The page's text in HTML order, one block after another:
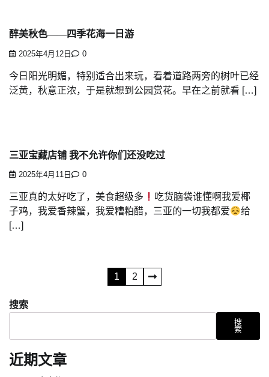
醉美秋色——四季花海一日游
2025年4月12日 0
今日阳光明媚，特别适合出来玩，看着道路两旁的树叶已经
泛黄，秋意正浓，于是就想到公园赏花。早在之前就看 […]
三亚宝藏店铺 我不允许你们还没吃过
2025年4月11日 0
三亚真的太好吃了，美食超级多
吃货脑袋谁懂啊我爱椰
子鸡，我爱香辣蟹，我爱糟粕醋，三亚的一切我都爱
给
[…]
章
航
1 2
搜索
搜
索
近期文章